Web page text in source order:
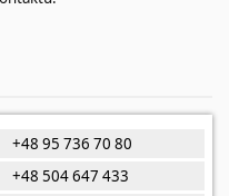
+48 95 736 70 80
+48 504 647 433